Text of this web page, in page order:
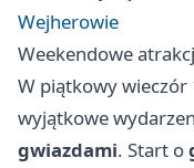
Wejherowie
Weekendowe
W piątkowy wieczór
wyjątkowe
gwiazdami. Start o